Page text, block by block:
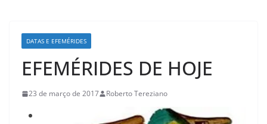
DATAS E EFEMÉRIDES
EFEMÉRIDES DE HOJE
23 de março de 2017 Roberto Tereziano